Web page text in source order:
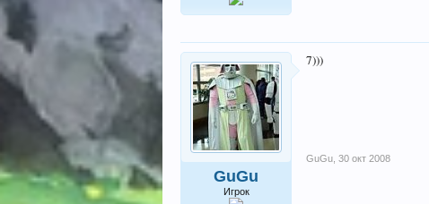
GuGu
Игрок
7)))
GuGu 30 окт 2008